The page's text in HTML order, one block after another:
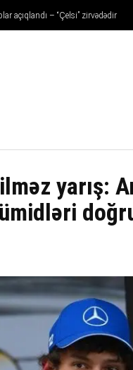
açıqlandı – “Çelsi” zirvədədir
yarış: